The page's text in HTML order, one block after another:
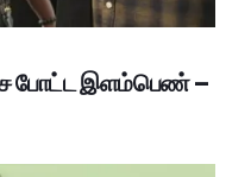
போட்ட இளம்பெண் –